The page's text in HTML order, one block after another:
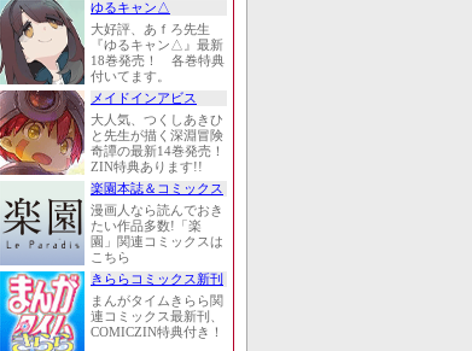
ゆるキャン△
大好評、あｆろ先生
『ゆるキャン△』最新
18巻発売！ 各巻特典
付いてます。
メイドインアビス
大人気、つくしあきひ
と先生が描く深淵冒険
奇譚の最新14巻発売！
ZIN特典あります!!
楽園本誌＆コミックス
漫画人なら読んでおき
たい作品多数!「楽
園」関連コミックスは
こちら
きららコミックス新刊
まんがタイムきらら関
連コミックス最新刊、
COMICZIN特典付き！